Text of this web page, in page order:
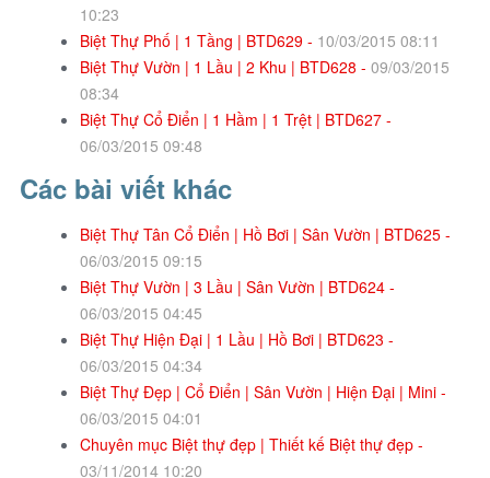
10:23
Biệt Thự Phố | 1 Tầng | BTD629 - 10/03/2015 08:11
Biệt Thự Vườn | 1 Lầu | 2 Khu | BTD628 - 09/03/2015
08:34
Biệt Thự Cổ Điển | 1 Hầm | 1 Trệt | BTD627 -
06/03/2015 09:48
Các bài viết khác
Biệt Thự Tân Cổ Điển | Hồ Bơi | Sân Vườn | BTD625 -
06/03/2015 09:15
Biệt Thự Vườn | 3 Lầu | Sân Vườn | BTD624 -
06/03/2015 04:45
Biệt Thự Hiện Đại | 1 Lầu | Hồ Bơi | BTD623 -
06/03/2015 04:34
Biệt Thự Đẹp | Cổ Điển | Sân Vườn | Hiện Đại | Mini -
06/03/2015 04:01
Chuyên mục Biệt thự đẹp | Thiết kế Biệt thự đẹp -
03/11/2014 10:20